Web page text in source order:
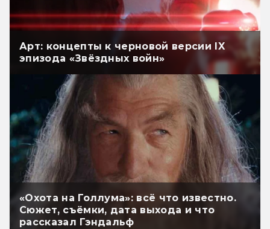
Арт: концепты к черновой версии IX
эпизода «Звёздных войн»
«Охота на Голлума»: всё что известно.
Сюжет, съёмки, дата выхода и что
рассказал Гэндальф